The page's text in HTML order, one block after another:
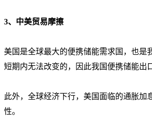
3、中美贸易摩擦
美国是全球最大的便携储能需求国，也是
短期内无法改变的，因此我国便携储能出
此外，全球经济下行，美国面临的通胀
性。